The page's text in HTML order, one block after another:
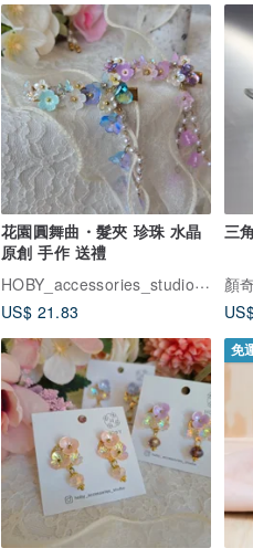
花園圓舞曲・髮夾 珍珠 水晶
原創 手作 送禮
HOBY_accessories_studio 荷比手作飾品
US$ 21.83
三
顏
免